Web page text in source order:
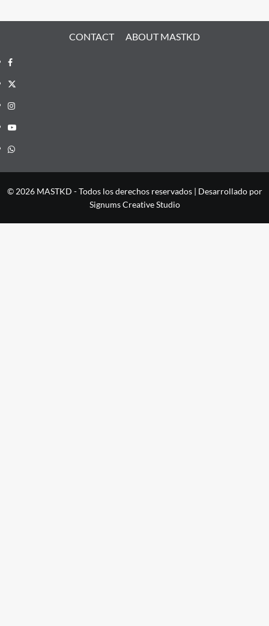
CONTACT ABOUT MASTKD
Facebook
X
Instagram
YouTube
Whatsapp